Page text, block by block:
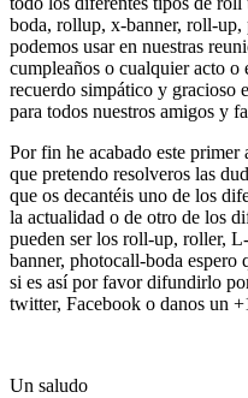
boda, rollup, x-banner, roll-
podemos usar en nuestras
cumpleaños o cualquier acto o
recuerdo simpático y gracioso
para todos nuestros amigos y
Por fin he acabado este
que pretendo resolveros las
que os decantéis uno de los
la actualidad o de otro de los
pueden ser los roll-up, roller,
banner, photocall-boda espero
si es así por favor difundirlo
twitter, Facebook o danos un
Un saludo